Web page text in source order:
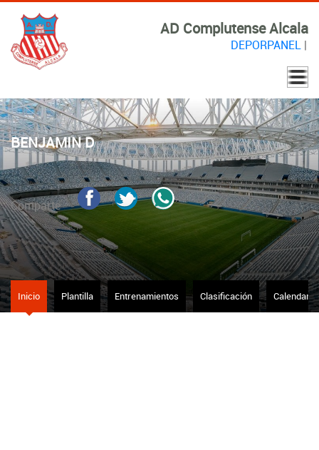
AD Complutense Alcala
DEPORPANEL|
BENJAMIN D
Comparte
Inicio Plantilla Entrenamientos Clasificación Calendario